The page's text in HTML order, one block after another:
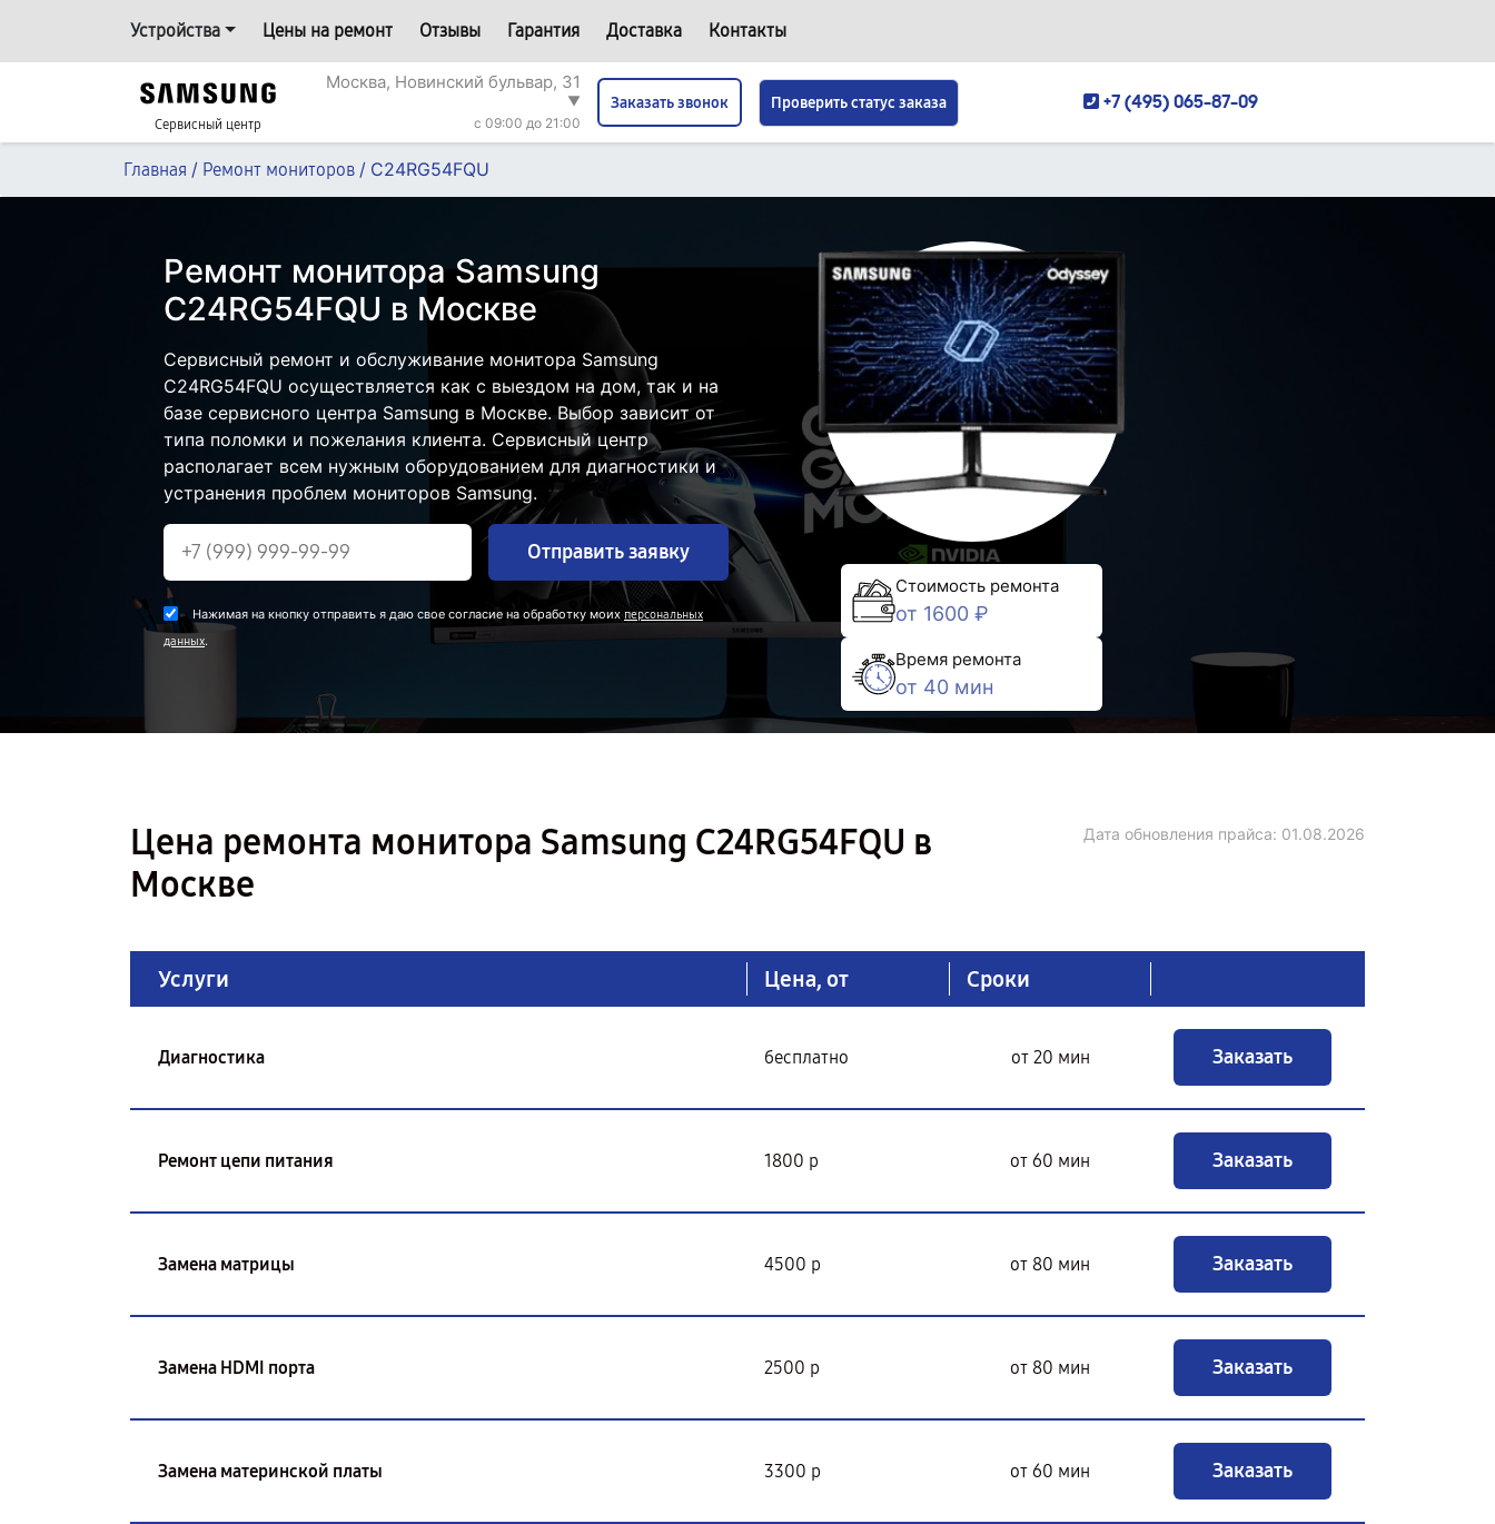
Устройства Цены на ремонт Отзывы Гарантия Доставка Контакты
Сервисный центр
Москва, Новинский бульвар, 31
▼
c 09:00 до 21:00
Заказать звонок Проверить статус заказа +7 (495) 065-87-09
Главная / Ремонт мониторов / C24RG54FQU
Ремонт монитора Samsung
C24RG54FQU в Москве
Сервисный ремонт и обслуживание монитора Samsung
C24RG54FQU осуществляется как с выездом на дом, так и на
базе сервисного центра Samsung в Москве. Выбор зависит от
типа поломки и пожелания клиента. Сервисный центр
располагает всем нужным оборудованием для диагностики и
устранения проблем мониторов Samsung.
Отправить заявку
Нажимая на кнопку отправить я даю свое согласие на обработку моихперсональных
данных.
Стоимость ремонта
от 1600 ₽
Время ремонта
от 40 мин
Цена ремонта монитора Samsung C24RG54FQU в
Москве
Дата обновления прайса: 01.08.2026
Услуги Цена, от Сроки
Диагностика бесплатно от 20 мин Заказать
Ремонт цепи питания 1800 р от 60 мин Заказать
Замена матрицы 4500 р от 80 мин Заказать
Замена HDMI порта 2500 р от 80 мин Заказать
Замена материнской платы 3300 р от 60 мин Заказать